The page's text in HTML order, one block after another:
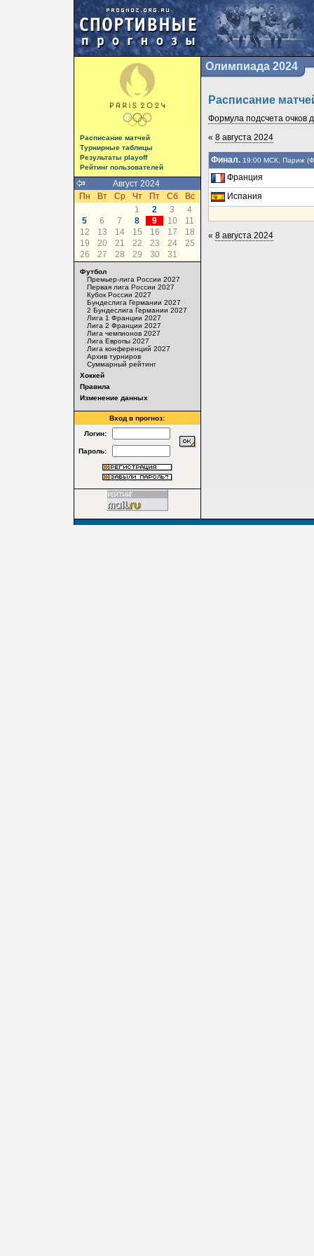
Расписание матчей
Турнирные таблицы
Результаты playoff
Рейтинг пользователей
Август 2024
Пн
Вт Ср Чт Пт Сб
Вс
1
2 3
4
5
6 7 8 9 10
11
12
13 14 15 16 17
18
19
20 21 22 23 24
25
26
27 28 29 30 31
Футбол
Премьер-лига России 2027
Первая лига России 2027
Кубок России 2027
Бундеслига Германии 2027
2 Бундеслига Германии 2027
Лига 1 Франции 2027
Лига 2 Франции 2027
Лига чемпионов 2027
Лига Европы 2027
Лига конференций 2027
Архив турниров
Суммарный рейтинг
Хоккей
Правила
Изменение данных
Вход в прогноз:
Логин:
Пароль:
Олимпиада 2024
Расписание
Формула подсчета очков
« 8 августа 2024
Финал. 19:00 МСК, Париж
Франция
Испания
« 8 августа 2024